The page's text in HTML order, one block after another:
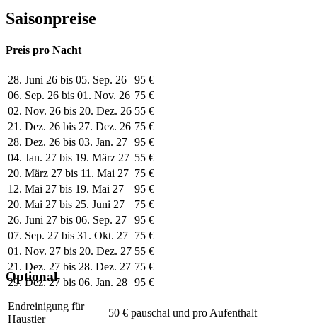
Saisonpreise
Preis pro Nacht
28. Juni 26 bis 05. Sep. 26
95 €
06. Sep. 26 bis 01. Nov. 26 75 €
02. Nov. 26 bis 20. Dez. 26 55 €
21. Dez. 26 bis 27. Dez. 26 75 €
28. Dez. 26 bis 03. Jan. 27 95 €
04. Jan. 27 bis 19. März 27 55 €
20. März 27 bis 11. Mai 27 75 €
12. Mai 27 bis 19. Mai 27
95 €
20. Mai 27 bis 25. Juni 27
75 €
26. Juni 27 bis 06. Sep. 27
95 €
07. Sep. 27 bis 31. Okt. 27 75 €
01. Nov. 27 bis 20. Dez. 27 55 €
21. Dez. 27 bis 28. Dez. 27 75 €
29. Dez. 27 bis 06. Jan. 28 95 €
Optional
Endreinigung für
Haustier
50 € pauschal und pro Aufenthalt